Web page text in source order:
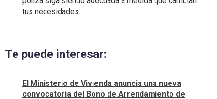
tus necesidades.
Te puede interesar:
El Ministerio de Vivienda anuncia una nueva
convocatoria del Bono de Arrendamiento de